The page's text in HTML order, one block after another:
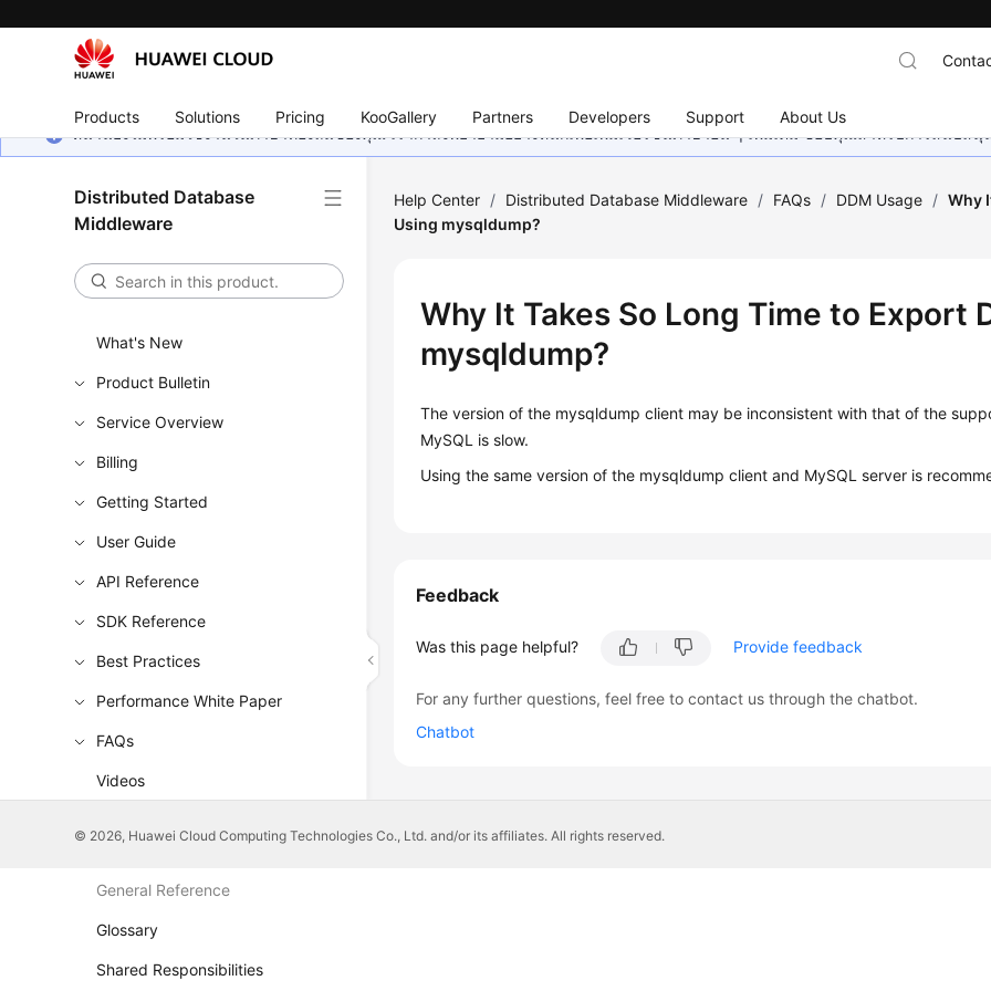
Products Solutions Pricing KooGallery Partners Developers Support About Us
หน้านี้ยังไม่พร้อมใช้งานในภาษาท้องถิ่นของคุณ เรากำลังพยายามอย่างหนักเพื่อเพิ่มเวอร์ชันภาษาอื่น ๆ เพิ่มเติม ขอบคุณสำหรับการสนับสนุ
Distributed Database
Middleware
What's New
Product Bulletin
Service Overview
Billing
Getting Started
User Guide
API Reference
SDK Reference
Best Practices
Performance White Paper
FAQs
Videos
General Reference
Glossary
Shared Responsibilities
Help Center / Distributed Database Middleware / FAQs / DDM Usage / Why
Using mysqldump?
Why It Takes So Long Time to Export
mysqldump?
The version of the mysqldump client may be inconsistent with that of the
MySQL is slow.
Using the same version of the mysqldump client and MySQL server is
Feedback
Was this page helpful? Provide feedback
For any further questions, feel free to contact us through the chatbot.
Chatbot
© 2026, Huawei Cloud Computing Technologies Co., Ltd. and/or its affiliates. All rights reserved.